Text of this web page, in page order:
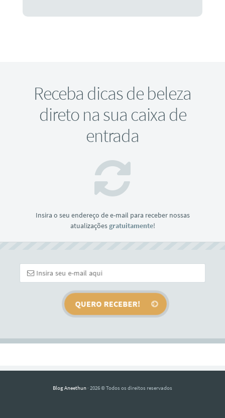
Receba dicas de beleza
direto na sua caixa de
entrada
Insira o seu endereço de e-mail para receber nossas
atualizaçõesgratuitamente!
Blog Aneethun · 2026 © Todos os direitos reservados